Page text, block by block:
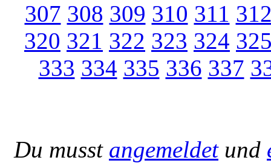
307 308 309 310 311
320 321 322 323 324
333 334 335 336 337
Du musst angemeldetund